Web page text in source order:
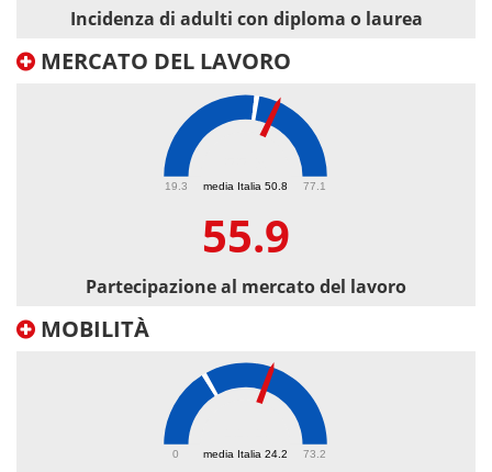
Incidenza di adulti con diploma o laurea
MERCATO DEL LAVORO
media Italia 50.8
19.3 77.1
55.9
Partecipazione al mercato del lavoro
MOBILITÀ
media Italia 24.2
0 73.2